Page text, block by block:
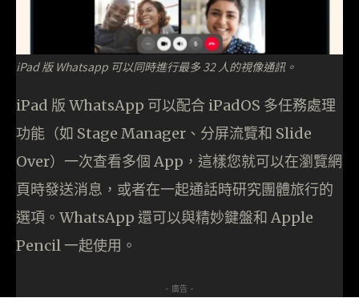
iPad 版 Whatsapp 可以同時進行最多 32 人的視像通訊。
iPad 版 WhatsApp 可以配合 iPadOS 多任務處理
功能（如 Stage Manager、分屏流覽和 Slide
Over）一次查看多個 App，這樣您就可以在瀏覽網
頁時發送消息，或者在一起通話時研究團體旅行的
選項。WhatsApp 還可以與精妙鍵盤和 Apple
Pencil 一起使用。
- 廣告 -